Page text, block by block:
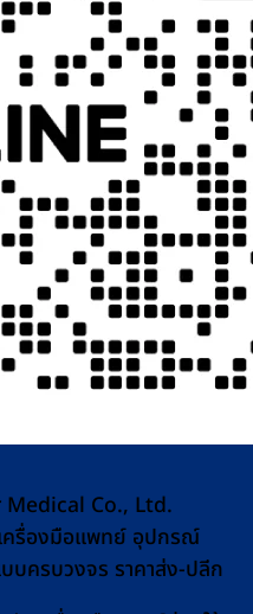
Co., Ltd.
รื่องมือแพทย์ อุปกรณ์
ครบวงจร ราคาส่ง-ปลีก